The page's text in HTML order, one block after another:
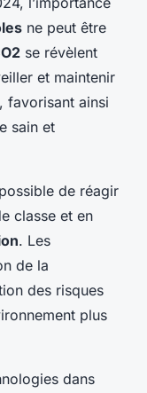
ne peut être
se révèlent
et maintenir
favorisant ainsi
sain et
de réagir
classe et en
. Les
de la
des risques
plus
dans